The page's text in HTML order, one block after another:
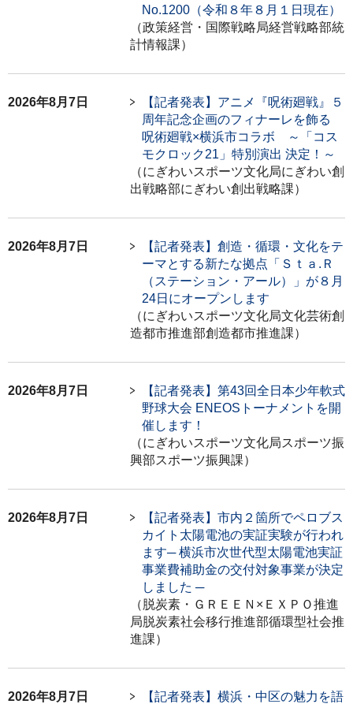
No.1200（令和８年８月１日現在）
（政策経営・国際戦略局経営戦略部統
計情報課）
2026年8月7日
【記者発表】アニメ『呪術廻戦』５
周年記念企画のフィナーレを飾る
呪術廻戦×横浜市コラボ ～「コス
モクロック21」特別演出 決定！～
（にぎわいスポーツ文化局にぎわい創
出戦略部にぎわい創出戦略課）
2026年8月7日
【記者発表】創造・循環・文化をテ
ーマとする新たな拠点「Ｓｔａ.Ｒ
（ステーション・アール）」が８月
24日にオープンします
（にぎわいスポーツ文化局文化芸術創
造都市推進部創造都市推進課）
2026年8月7日
【記者発表】第43回全日本少年軟式
野球大会 ENEOSトーナメントを開
催します！
（にぎわいスポーツ文化局スポーツ振
興部スポーツ振興課）
2026年8月7日
【記者発表】市内２箇所でペロブス
カイト太陽電池の実証実験が行われ
ます─ 横浜市次世代型太陽電池実証
事業費補助金の交付対象事業が決定
しました ─
（脱炭素・ＧＲＥＥＮ×ＥＸＰＯ推進
局脱炭素社会移行推進部循環型社会推
進課）
2026年8月7日
【記者発表】横浜・中区の魅力を語